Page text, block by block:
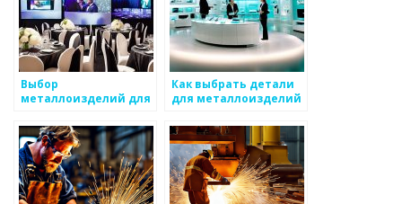
Выбор
металлоизделий для
Как выбрать детали
для металлоизделий